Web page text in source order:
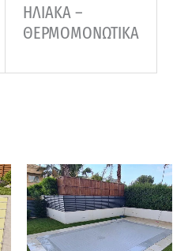
ΗΛΙΑΚΑ –
ΘΕΡΜΟΜΟΝΩΤΙΚΑ